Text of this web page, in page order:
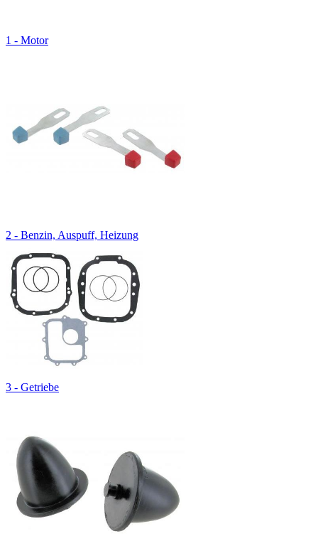
1 - Motor
2 - Benzin, Auspuff, Heizung
3 - Getriebe